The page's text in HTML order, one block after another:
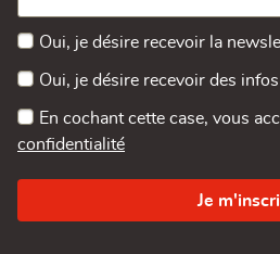
Oui, je désire recevoir la
Oui, je désire recevoir des
En cochant cette case, vous
confidentialité